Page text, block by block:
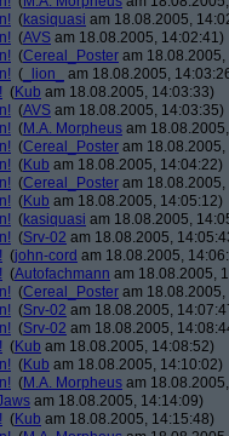
(kasiquasi am 18.08.2005,
(AVS am 18.08.2005, 14:02:41)
(Cereal_Poster am
( _lion_
am 18.08.2005,
(Kub am 18.08.2005, 14:03:33)
(AVS am 18.08.2005, 14:03:35)
(M.A. Morpheus am
(Cereal_Poster am
(Kub am 18.08.2005, 14:04:22)
(Cereal_Poster am
(Kub am 18.08.2005, 14:05:12)
(kasiquasi am 18.08.2005,
(Srv-02 am 18.08.2005,
(john-cord am 18.08.2005,
(Autofachmann am 18.08.2005,
(Cereal_Poster am
(Srv-02 am 18.08.2005,
(Srv-02 am 18.08.2005,
(Kub am 18.08.2005, 14:08:52)
(Kub am 18.08.2005, 14:10:02)
(M.A. Morpheus am
am 18.08.2005, 14:14:09)
(Kub am 18.08.2005, 14:15:48)